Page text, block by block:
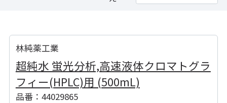
林純薬工業
超純水 蛍光分析,高速液体クロマトグラ
フィー(HPLC)用 (500mL)
品番：44029865